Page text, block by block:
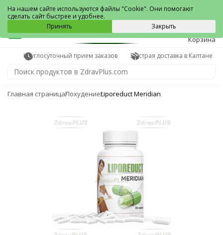
Калтан
0
Корзина
Круглосуточный прием заказов Быстрая доставка в Калтане
Главная страницаПохудениеLiporeduct Meridian
На нашем сайте используются файлы "Cookie". Они помогают
сделать сайт быстрее и удобнее.
Принять
Закрыть